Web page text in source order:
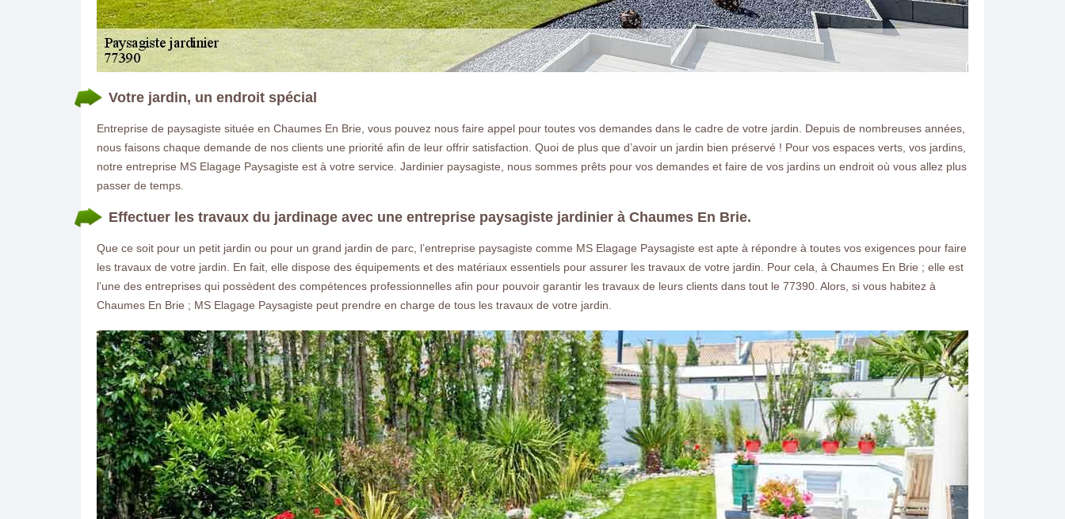
Votre jardin, un endroit spécial
Entreprise de paysagiste située en Chaumes En Brie, vous pouvez nous faire appel pour toutes vos demandes dans le cadre de votre jardin. Depuis de nombreuses années,
nous faisons chaque demande de nos clients une priorité afin de leur offrir satisfaction. Quoi de plus que d’avoir un jardin bien préservé ! Pour vos espaces verts, vos jardins,
notre entreprise MS Elagage Paysagiste est à votre service. Jardinier paysagiste, nous sommes prêts pour vos demandes et faire de vos jardins un endroit où vous allez plus
passer de temps.
Effectuer les travaux du jardinage avec une entreprise paysagiste jardinier à Chaumes En Brie.
Que ce soit pour un petit jardin ou pour un grand jardin de parc, l’entreprise paysagiste comme MS Elagage Paysagiste est apte à répondre à toutes vos exigences pour faire
les travaux de votre jardin. En fait, elle dispose des équipements et des matériaux essentiels pour assurer les travaux de votre jardin. Pour cela, à Chaumes En Brie ; elle est
l’une des entreprises qui possèdent des compétences professionnelles afin pour pouvoir garantir les travaux de leurs clients dans tout le 77390. Alors, si vous habitez à
Chaumes En Brie ; MS Elagage Paysagiste peut prendre en charge de tous les travaux de votre jardin.